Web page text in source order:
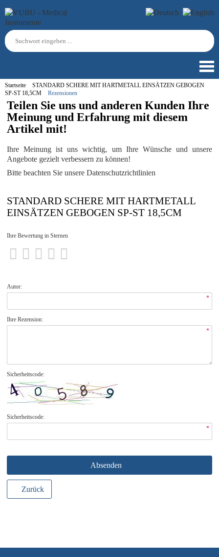
Startseite
STANDARD SCHERE MIT HARTMETALL EINSÄTZEN GEBOGEN
SP-ST 18,5CM
Rezensionen
Teilen Sie uns und anderen Kunden Ihre
Meinung und Erfahrung mit diesem
Artikel mit!
Ihre Meinung ist uns wichtig, um Ihre Wünsche und unsere
Angebote gezielt verbessern zu können!
Bitte beachten Sie unsere Datenschutzrichtlinien
STANDARD SCHERE MIT HARTMETALL
EINSÄTZEN GEBOGEN SP-ST 18,5CM
Ihre Bewertung in Sternen
Autor:
*
Ihre Rezension:
*
Sicherheitscode:
Sicherheitscode:
*
Absenden
Zurück